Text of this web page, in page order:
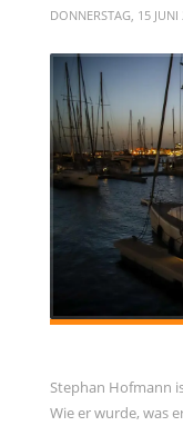
DONNERSTAG, 15 JUNI
Stephan Hofmann
Wie er wurde, was